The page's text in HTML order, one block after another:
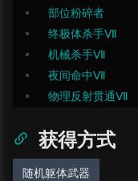
部位粉碎者
终极体杀手Ⅶ
机械杀手Ⅶ
夜间命中Ⅶ
物理反射贯通Ⅶ
获得方式
随机躯体武器